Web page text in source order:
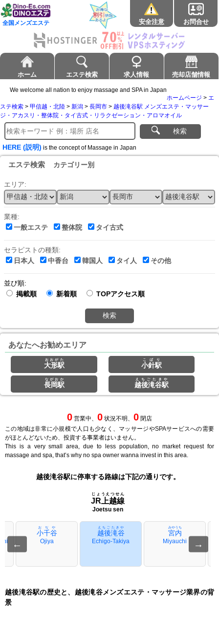
全国メンズエステ 安全注意 お問合せ
ホーム エステ検索 求人情報 売却店舗情報
We welcome all nation to enjoy massage and SPA in Japan
ホームページ > エ
ステ検索 > 甲信越・北陸 > 新潟 > 長岡市 > 越後滝谷駅 メンズエステ・マッサー
ジ・アカスリ・整体院・タイ古式・リラクゼーション・アロマオイル
検索
HERE (説明) is the concept of Massage in Japan
エステ検索 カテゴリー別
エリア:
業種:
一般エステ
整体院 タイ古式
セラピストの種類:
日本人
中香台 韓国人 タイ人 その他
並び順:
掲載順
新着順 TOPアクセス順
検索
あなたへお勧めエリア
大形駅
おおがた
小針駅
こばり
長岡駅
ながおか
越後滝谷駅
えちごたきや
0 営業中、 0 状況不明、 0 閉店
この地域は非常に小規模で人口も少なく、マッサージやSPAサービスへの需要
がほとんどないため、投資する事業者はいません。
This is a very small area, due to less population, no market request for
massage and spa, that’s why no spa owner wanna invest in this area.
越後滝谷駅に停車する路線は下記の通りです。
JR上越線
じょうえつせん
Joetsu sen
←
小千谷
おぢや
Ojiya
越後滝谷
えちごたきや
Echigo-Takiya
宮内
みやうち
Miyauchi →
越後滝谷駅の歴史と、越後滝谷メンズエステ・マッサージ業界の背
景